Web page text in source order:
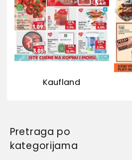
Kaufland
Pretraga po
kategorijama